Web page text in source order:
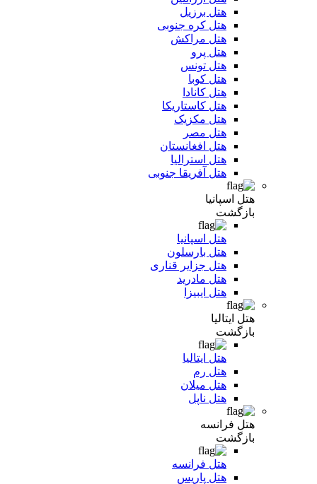
هتل برزیل
هتل کره جنوبی
هتل مراکش
هتل پرو
هتل تونس
هتل کوبا
هتل کانادا
هتل کاستاریکا
هتل مکزیک
هتل مصر
هتل افغانستان
هتل استرالیا
هتل آفریقا جنوبی
هتل اسپانیا
بازگشت
هتل اسپانیا
هتل بارسلون
هتل جزایر قناری
هتل مادرید
هتل ایبیزا
هتل ایتالیا
بازگشت
هتل ایتالیا
هتل رم
هتل میلان
هتل ناپل
هتل فرانسه
بازگشت
هتل فرانسه
هتل پاریس